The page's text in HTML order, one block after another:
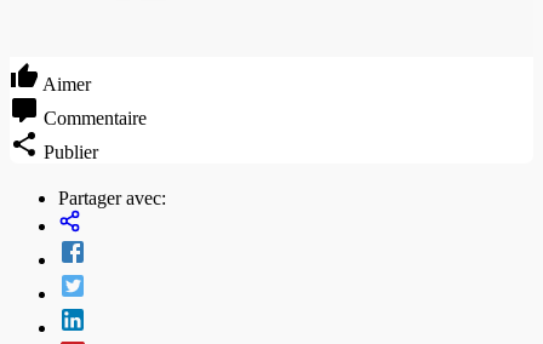
Aimer
Commentaire
Publier
Partager avec: